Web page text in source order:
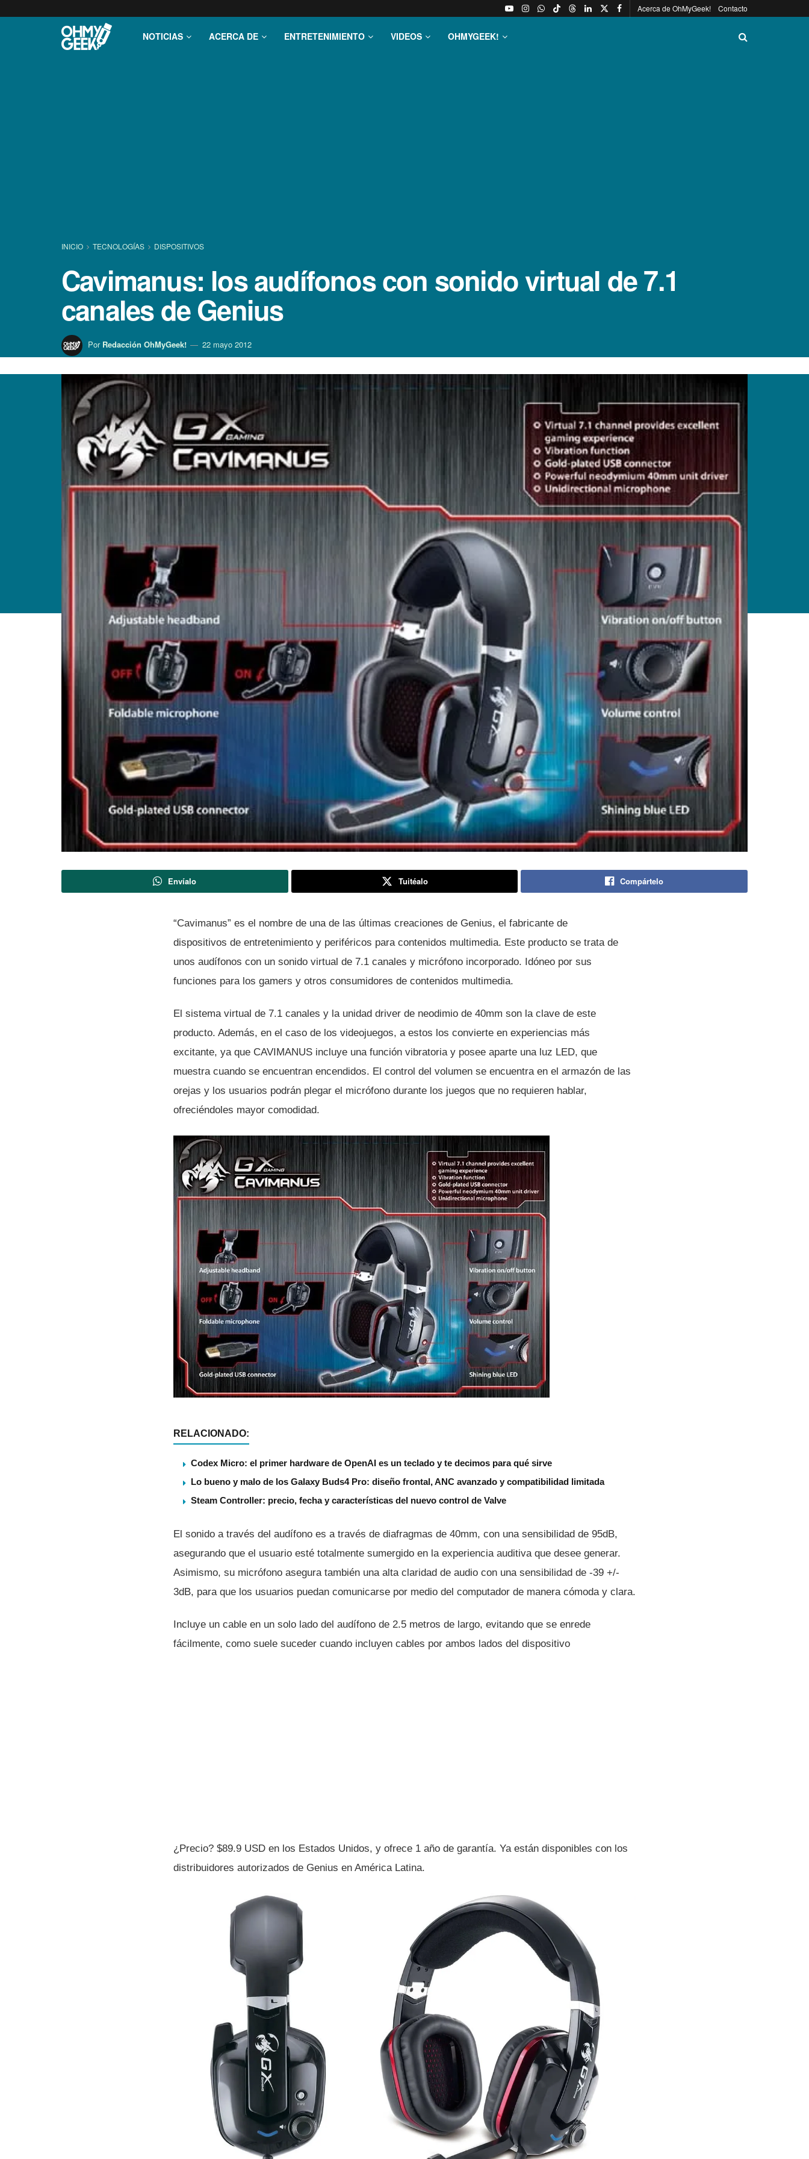
Acerca de OhMyGeek! Contacto
NOTICIAS ACERCA DE ENTRETENIMIENTO VIDEOS OHMYGEEK!
INICIO TECNOLOGÍ­AS DISPOSITIVOS
Cavimanus: los audí­fonos con sonido virtual de 7.1
canales de Genius
Por Redacción OhMyGeek! 22 mayo 2012
Envíalo Tuitéalo Compártelo
“Cavimanus” es el nombre de una de las últimas creaciones de Genius, el fabricante de
dispositivos de entretenimiento y periféricos para contenidos multimedia. Este producto se trata de
unos audí­fonos con un sonido virtual de 7.1 canales y micrófono incorporado. Idóneo por sus
funciones para los gamers y otros consumidores de contenidos multimedia.
El sistema virtual de 7.1 canales y la unidad driver de neodimio de 40mm son la clave de este
producto. Además, en el caso de los videojuegos, a estos los convierte en experiencias más
excitante, ya que CAVIMANUS incluye una función vibratoria y posee aparte una luz LED, que
muestra cuando se encuentran encendidos. El control del volumen se encuentra en el armazón de las
orejas y los usuarios podrán plegar el micrófono durante los juegos que no requieren hablar,
ofreciéndoles mayor comodidad.
RELACIONADO:
Codex Micro: el primer hardware de OpenAI es un teclado y te decimos para qué sirve
Lo bueno y malo de los Galaxy Buds4 Pro: diseño frontal, ANC avanzado y compatibilidad limitada
Steam Controller: precio, fecha y características del nuevo control de Valve
El sonido a través del audí­fono es a través de diafragmas de 40mm, con una sensibilidad de 95dB,
asegurando que el usuario esté totalmente sumergido en la experiencia auditiva que desee generar.
Asimismo, su micrófono asegura también una alta claridad de audio con una sensibilidad de -39 +/-
3dB, para que los usuarios puedan comunicarse por medio del computador de manera cómoda y clara.
Incluye un cable en un solo lado del audí­fono de 2.5 metros de largo, evitando que se enrede
fácilmente, como suele suceder cuando incluyen cables por ambos lados del dispositivo
¿Precio? $89.9 USD en los Estados Unidos, y ofrece 1 año de garantí­a. Ya están disponibles con los
distribuidores autorizados de Genius en América Latina.